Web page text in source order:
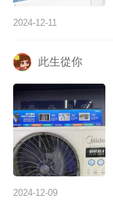
2024-12-11
此生從你
2024-12-09